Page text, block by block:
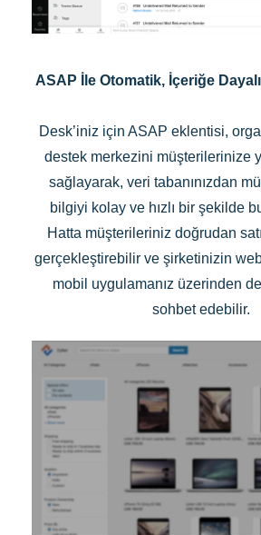
ASAP İle Otomatik, İçeriğe
Desk’iniz için ASAP eklentisi,
destek merkezini müşterilerinize
sağlayarak, veri tabanınızdan
bilgiyi kolay ve hızlı bir şekilde
Hatta müşterileriniz doğrudan
gerçekleştirebilir ve şirketinizin
mobil uygulamanız üzerinden
sohbet edebilir.